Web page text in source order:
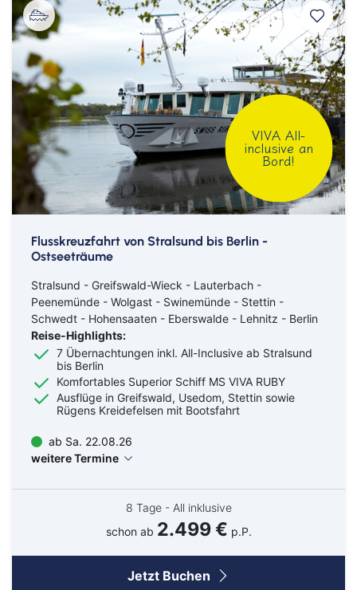
Klassische Konzerte
Konzertreisen
Kunst, Kultur & Kulinarik
Nord- & Ostsee
Opernreisen
Premiumreisen
Sehenswürdigkeiten entdecken
Sportreisen
Städtereisen
Wellness Kurzurlaub
Top Reise Deals
Italien
Malta
Portugal
Skandinavien
Spanien
Zypern
Fernreisen
Flusskreuzfahrt mit
Haustürabholung
Hochseekreuzfahrten
Hurtigruten
Loire Kreuzfahrt
Mein Schiff Kombireisen
Reedereien
Rhein-Kreuzfahrten
Flusskreuzfahrten Last Minute
Kreuzfahrten Last Minute
VIVA All-
inclusive an
Bord!
Flusskreuzfahrt von Stralsund bis Berlin -
Ostseeträume
Stralsund - Greifswald-Wieck - Lauterbach -
Peenemünde - Wolgast - Swinemünde - Stettin -
Schwedt - Hohensaaten - Eberswalde - Lehnitz - Berlin
Reise-Highlights:
7 Übernachtungen inkl. All-Inclusive ab Stralsund
bis Berlin
Komfortables Superior Schiff MS VIVA RUBY
Ausflüge in Greifswald, Usedom, Stettin sowie
Rügens Kreidefelsen mit Bootsfahrt
ab Sa. 22.08.26
weitere Termine
8 Tage - All inklusive
schon ab 2.499 € p.P.
Jetzt Buchen